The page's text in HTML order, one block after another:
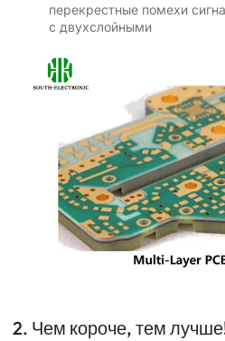
перекрестные помехи
с двухслойными
2. Чем короче, тем